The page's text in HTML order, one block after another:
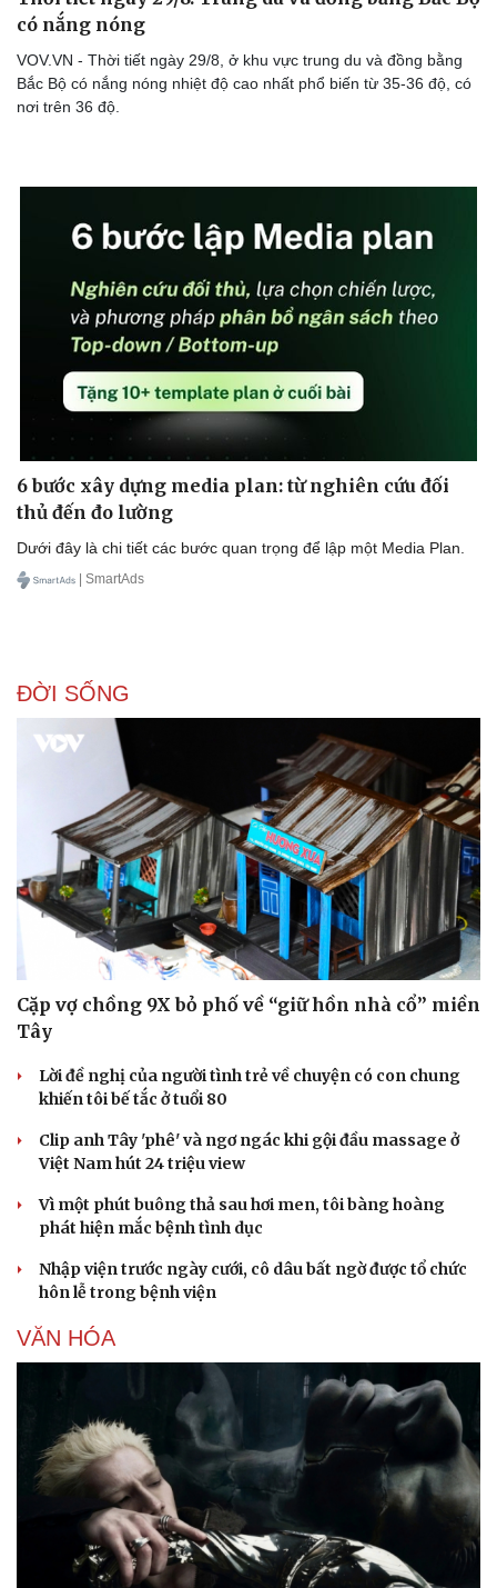
Doanh nghiệp
có nắng nóng
VOV.VN - Thời tiết ngày 29/8, ở khu vực trung du và đồng bằng
Bắc Bộ có nắng nóng nhiệt độ cao nhất phổ biến từ 35-36 độ, có
nơi trên 36 độ.
6 bước xây dựng media plan: từ nghiên cứu đối
thủ đến đo lường
Dưới đây là chi tiết các bước quan trọng để lập một Media Plan.
| SmartAds
ĐỜI SỐNG
Cặp vợ chồng 9X bỏ phố về “giữ hồn nhà cổ” miền
Tây
Lời đề nghị của người tình trẻ về chuyện có con chung
khiến tôi bế tắc ở tuổi 80
Clip anh Tây 'phê' và ngơ ngác khi gội đầu massage ở
Việt Nam hút 24 triệu view
Vì một phút buông thả sau hơi men, tôi bàng hoàng
phát hiện mắc bệnh tình dục
Nhập viện trước ngày cưới, cô dâu bất ngờ được tổ chức
hôn lễ trong bệnh viện
VĂN HÓA